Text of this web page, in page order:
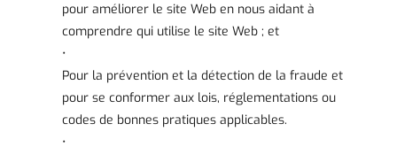
pour améliorer le site Web en nous aidant à
comprendre qui utilise le site Web ; et
•
Pour la prévention et la détection de la fraude et
pour se conformer aux lois, réglementations ou
codes de bonnes pratiques applicables.
•